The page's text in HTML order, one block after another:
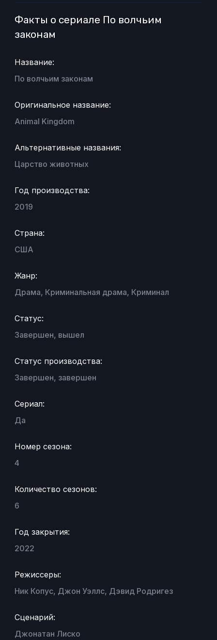
Факты о сериале По волчьим
законам
Название:
По волчьим законам
Оригинальное название:
Animal Kingdom
Альтернативные названия:
Царство животных
Год производства:
2019
Страна:
США
Жанр:
Драма, Криминальная драма, Криминал
Статус:
Завершен, вышел
Статус производства:
Завершен, завершен
Сериал:
Да
Номер сезона:
4
Количество сезонов:
6
Год закрытия:
2022
Режиссеры:
Ник Копус, Джон Уэллс, Дэвид Родригез
Сценарий:
Джонатан Лиско